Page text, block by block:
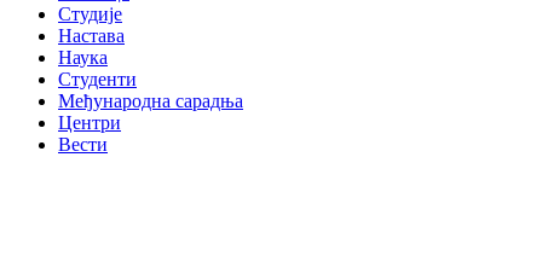
Студије
Настава
Наука
Студенти
Међународна сарадња
Центри
Вести